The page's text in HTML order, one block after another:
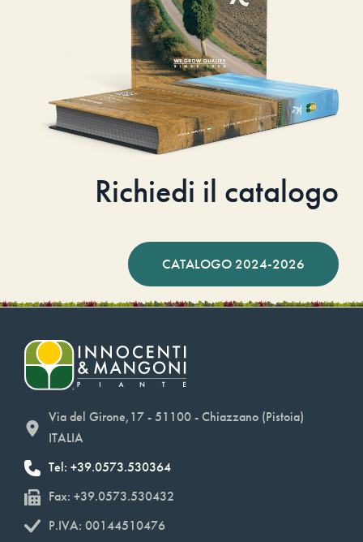
Richiedi il catalogo
CATALOGO 2024-2026
Via del Girone,17 - 51100 - Chiazzano (Pistoia)
ITALIA
Tel: +39.0573.530364
Fax: +39.0573.530432
P.IVA: 00144510476